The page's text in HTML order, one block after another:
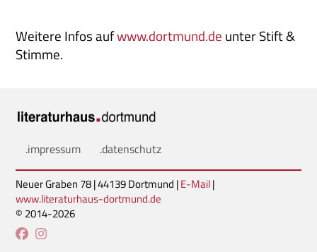
Weitere Infos aufwww.dortmund.de unter Stift &
Stimme.
.impressum .datenschutz
Neuer Graben 78 | 44139 Dortmund |E-Mail|
www.literaturhaus-dortmund.de
© 2014-2026